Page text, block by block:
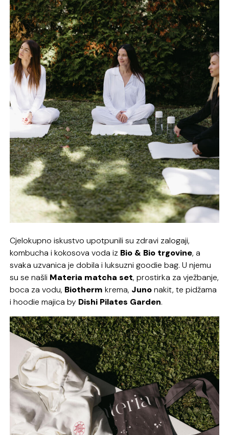
Cjelokupno iskustvo upotpunili su zdravi zalogaji,
kombucha i kokosova voda iz Bio & Bio trgovine, a
svaka uzvanica je dobila i luksuzni goodie bag. U njemu
su se našli Materia matcha set, prostirka za vježbanje,
boca za vodu, Biotherm krema, Junonakit, te pidžama
i hoodie majica by Dishi Pilates Garden.